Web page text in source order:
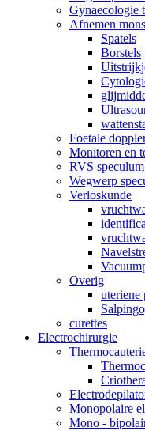
Gynaecologie
Afnemen
Spatels
Borstels
Foetale
Monitoren en
RVS speculum
Wegwerp
Verloskunde
Overig
uteriene
curettes
Electrochirurgie
Monopolaire
Mono -